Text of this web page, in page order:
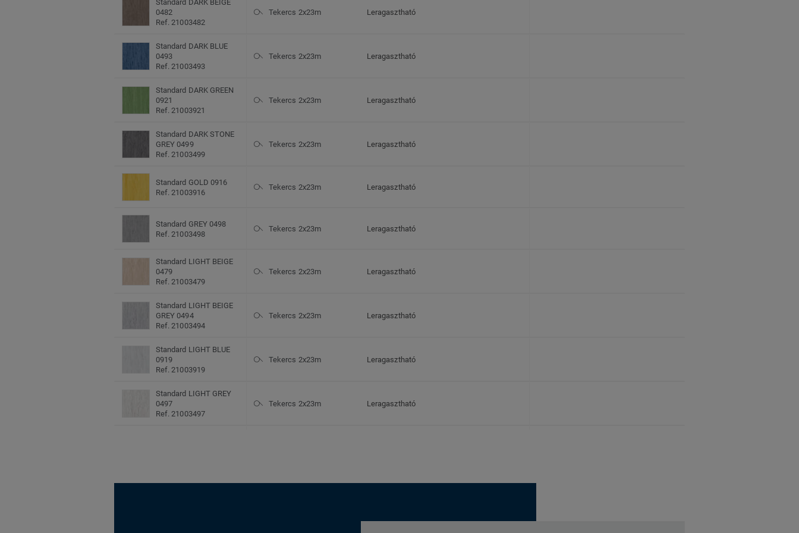
Standard DARK BEIGE
0482
Ref. 21003482
Tekercs 2x23m Leragasztható
Standard DARK BLUE
0493
Ref. 21003493
Tekercs 2x23m Leragasztható
Standard DARK GREEN
0921
Ref. 21003921
Tekercs 2x23m Leragasztható
Standard DARK STONE
GREY 0499
Ref. 21003499
Tekercs 2x23m Leragasztható
Standard GOLD 0916
Ref. 21003916
Tekercs 2x23m Leragasztható
Standard GREY 0498
Ref. 21003498
Tekercs 2x23m Leragasztható
Standard LIGHT BEIGE
0479
Ref. 21003479
Tekercs 2x23m Leragasztható
Standard LIGHT BEIGE
GREY 0494
Ref. 21003494
Tekercs 2x23m Leragasztható
Standard LIGHT BLUE
0919
Ref. 21003919
Tekercs 2x23m Leragasztható
Standard LIGHT GREY
0497
Ref. 21003497
Tekercs 2x23m Leragasztható
Standard LIGHT